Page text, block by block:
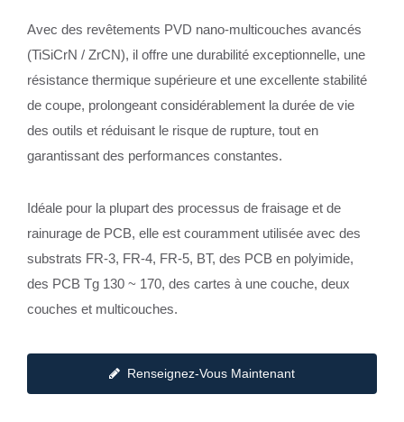
Avec des revêtements PVD nano-multicouches avancés
(TiSiCrN / ZrCN), il offre une durabilité exceptionnelle, une
résistance thermique supérieure et une excellente stabilité
de coupe, prolongeant considérablement la durée de vie
des outils et réduisant le risque de rupture, tout en
garantissant des performances constantes.
Idéale pour la plupart des processus de fraisage et de
rainurage de PCB, elle est couramment utilisée avec des
substrats FR-3, FR-4, FR-5, BT, des PCB en polyimide,
des PCB Tg 130 ~ 170, des cartes à une couche, deux
couches et multicouches.
Renseignez-Vous Maintenant